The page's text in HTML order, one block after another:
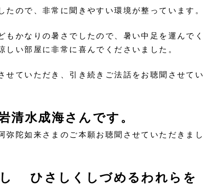
たので、非常に聞きやすい環境が整っています
もかなりの暑さでしたので、暑い中足を運んで
しい部屋に非常に喜んでくださいました。
せていただき、引き続きご法話をお聴聞させて
清水成海さんです。
弥陀如来さまのご本願お聴聞させていただきま
し ひさしくしづめるわれらを